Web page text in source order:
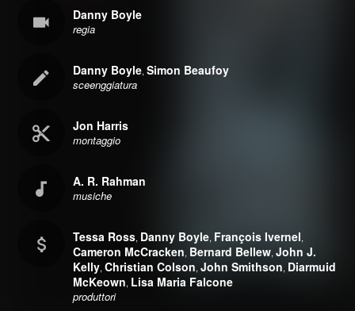
Danny Boyle
regia
Danny Boyle,Simon Beaufoy
sceenggiatura
Jon Harris
montaggio
A. R. Rahman
musiche
Tessa Ross, Danny Boyle, François Ivernel,
Cameron McCracken, Bernard Bellew,John J.
Kelly,Christian Colson,John Smithson, Diarmuid
McKeown, Lisa Maria Falcone
produttori